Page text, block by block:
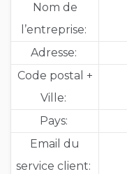
Nom de
l’entreprise:
Adresse:
Code postal +
Ville:
Pays:
Email du
service client: